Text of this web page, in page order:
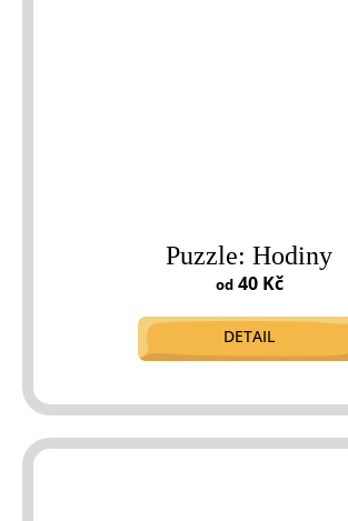
Puzzle: Hodiny
od40 Kč
DETAIL